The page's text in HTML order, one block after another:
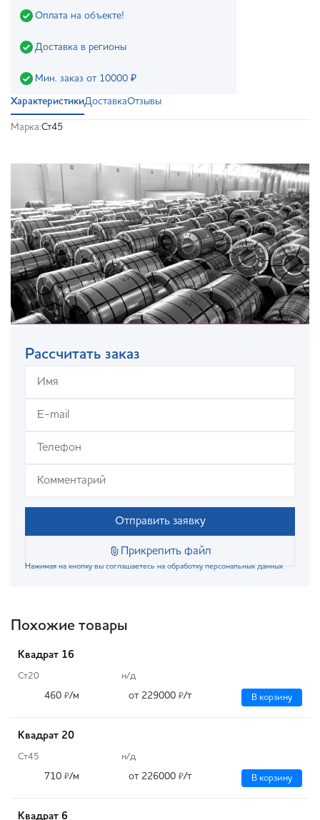
Оплата на объекте!
Доставка в регионы
Мин. заказ от 10000 ₽
ХарактеристикиДоставкаОтзывы
Марка:Ст45
Рассчитать заказ
Отправить заявку
Прикрепить файл
Нажимая на кнопку вы соглашаетесь на обработку персональных данных
Похожие товары
Квадрат 16
Ст20 н/д
460 ₽/м от 229000 ₽/т В корзину
Квадрат 20
Ст45 н/д
710 ₽/м от 226000 ₽/т В корзину
Квадрат 6